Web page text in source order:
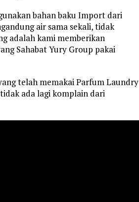
bahan baku Import dari
air sama sekali, tidak
adalah kami memberikan
Sahabat Yury Group pakai
telah memakai Parfum Laundry
ada lagi komplain dari